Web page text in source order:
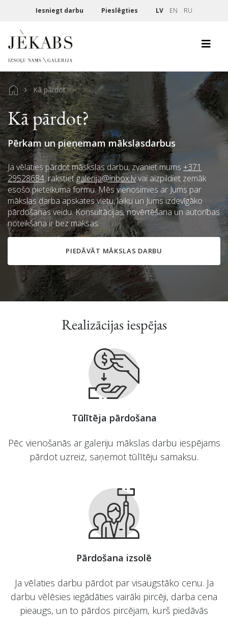
Iesniegt darbu Pieslēgties LV EN RU
Kā pārdot
Kā pārdot?
Pērkam un pieņemam mākslasdarbus
Ja vēlaties pārdot māskslas darbu, zvaniet mums +371
29528684, rakstietgalerija@inbox.lvvai aizpildiet zemāk
esošo pieteikuma formu. Mēs vienosimies ar Jums par
mākslas darba apskates vietu, laiku un Jums izdevīgāko
pārdošanas veidu. Konsultācijas, novērtēšana un autorības
noteikšana ir bez maksas.
PIEDĀVĀT MĀKSLAS DARBU
Realizācijas iespējas
Tūlītēja pārdošana
Pēc vienošanās ar galeriju mākslas darbu iespējams
pārdot uzreiz, saņemot tūlītēju samaksu.
Pārdošana izsolē
Ja vēlaties darbu pārdot par visaugstāko cenu. Ja
darbu vēlēsies iegādāties vairāki pircēji, darba cena
pieaugs, un to pārdos pircējam, kurš piedāvās